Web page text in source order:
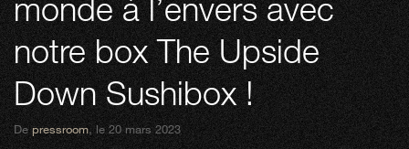
monde à l’envers avec
notre box The Upside
Down Sushibox !
Depressroom, le 20 mars 2023